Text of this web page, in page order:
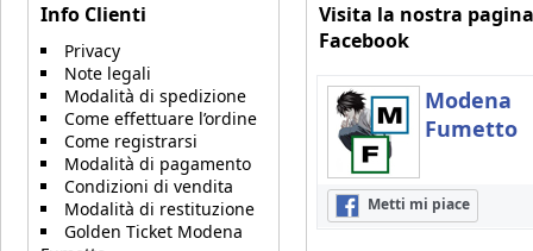
Info Clienti
Privacy
Note legali
Modalità di spedizione
Come effettuare l’ordine
Come registrarsi
Modalità di pagamento
Condizioni di vendita
Modalità di restituzione
Golden Ticket Modena
Visita la nostra pagina
Facebook
Modena
Fumetto
Metti mi piace